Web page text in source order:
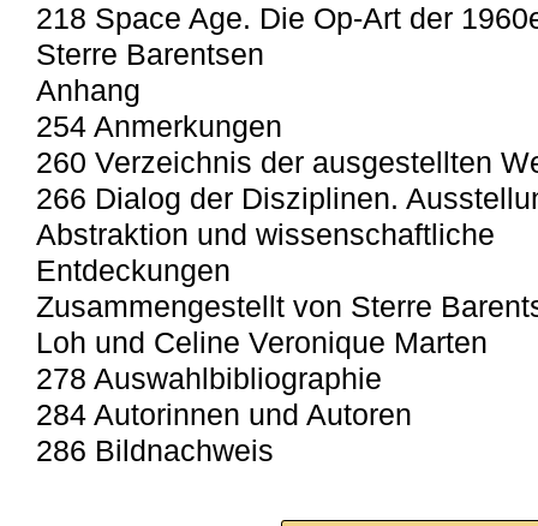
218 Space Age. Die Op-Art der
Sterre Barentsen
Anhang
254 Anmerkungen
260 Verzeichnis der ausgestellten
266 Dialog der Disziplinen.
Abstraktion und wissenschaftliche
Entdeckungen
Zusammengestellt von Sterre
Loh und Celine Veronique Marten
278 Auswahlbibliographie
284 Autorinnen und Autoren
286 Bildnachweis